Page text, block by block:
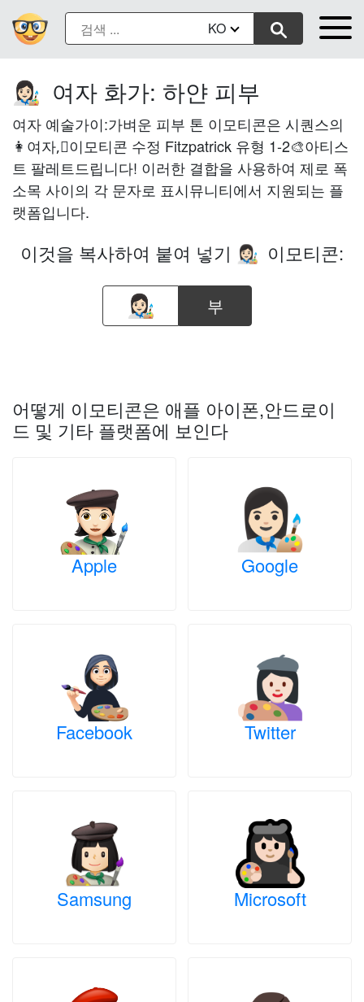
KO
👩🏻‍🎨 여자 화가: 하얀 피부
여자 예술가이:가벼운 피부 톤 이모티콘은 시퀀스의
👩여자,🏻이모티콘 수정 Fitzpatrick 유형 1-2🎨아티스
트 팔레트드립니다! 이러한 결합을 사용하여 제로 폭
소목 사이의 각 문자로 표시뮤니티에서 지원되는 플
랫폼입니다.
이것을 복사하여 붙여 넣기 👩🏻‍🎨 이모티콘:
부
어떻게 이모티콘은 애플 아이폰,안드로이
드 및 기타 플랫폼에 보인다
Apple Google
Facebook Twitter
Samsung Microsoft